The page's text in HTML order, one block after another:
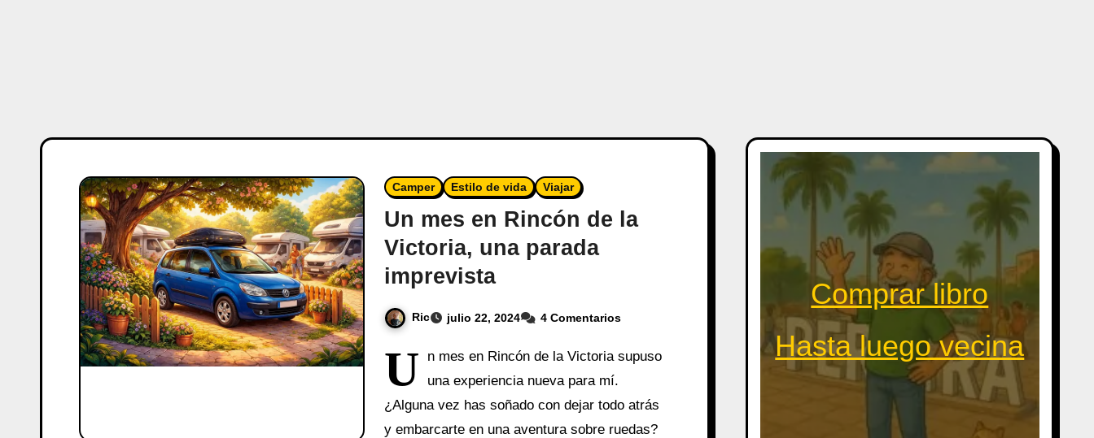
Camper Estilo de vida Viajar
Un mes en Rincón de la
Victoria, una parada
imprevista
Ric julio 22, 2024 4 Comentarios
U
n mes en Rincón de la Victoria supuso
una experiencia nueva para mí.
¿Alguna vez has soñado con dejar todo atrás
y embarcarte en una aventura sobre ruedas?
Comprar libro
Hasta luego vecina